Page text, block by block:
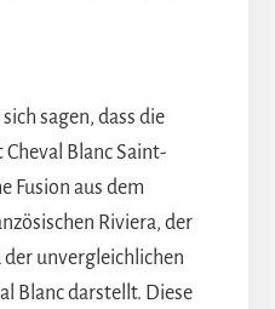
sagen, dass die
Cheval Blanc Saint-
Fusion aus dem
Riviera, der
unvergleichlichen
Blanc darstellt. Diese